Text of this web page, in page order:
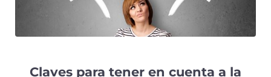
Claves para tener en cuenta a la